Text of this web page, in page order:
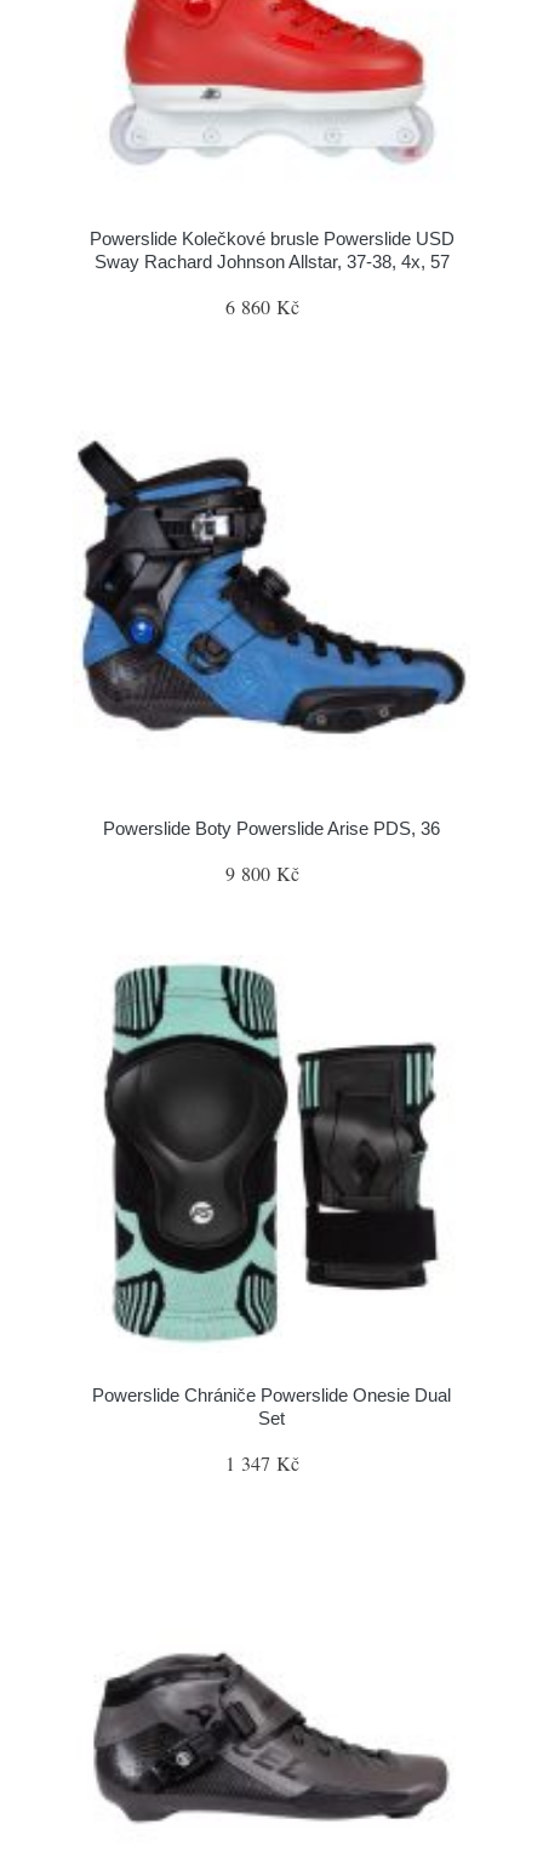
Powerslide Kolečkové brusle Powerslide USD
Sway Rachard Johnson Allstar, 37-38, 4x, 57
6 860 Kč
Powerslide Boty Powerslide Arise PDS, 36
9 800 Kč
Powerslide Chrániče Powerslide Onesie Dual
Set
1 347 Kč